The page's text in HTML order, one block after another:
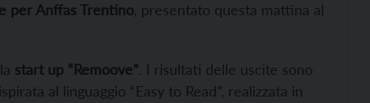
per Anffas Trentino, presentato questa mattina al
start up “Remoove”. I risultati delle uscite sono
al linguaggio “Easy to Read”, realizzata in